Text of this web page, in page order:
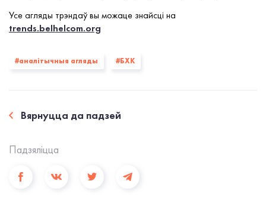
Усе агляды трэндаў вы можаце знайсці на
trends.belhelcom.org
#аналітычныя агляды #БХК
Вярнуцца да падзей
Падзялiцца